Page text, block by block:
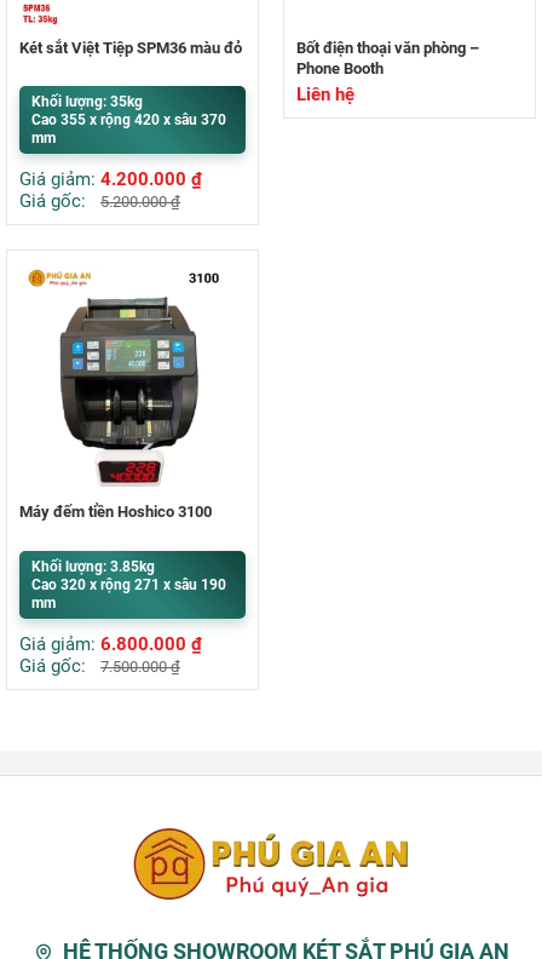
Két sắt Việt Tiệp SPM36 màu đỏ
Khối lượng: 35kg
Cao 355 x rộng 420 x sâu 370
mm
Giá giảm: 4.200.000 ₫
Giá gốc:
5.200.000₫
Bốt điện thoại văn phòng –
Phone Booth
Liên hệ
Máy đếm tiền Hoshico 3100
Khối lượng: 3.85kg
Cao 320 x rộng 271 x sâu 190
mm
Giá giảm: 6.800.000 ₫
Giá gốc:
7.500.000₫
HỆ THỐNG SHOWROOM KÉT SẮT PHÚ GIA AN